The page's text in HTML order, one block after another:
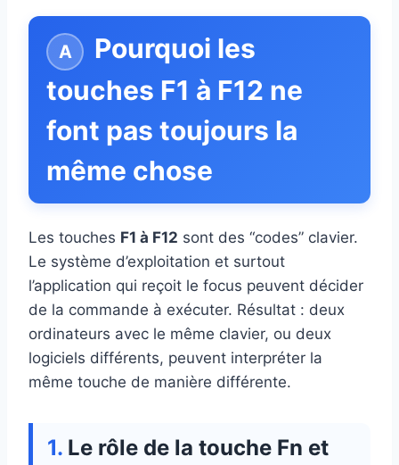
Pourquoi les
touches F1 à F12 ne
font pas toujours la
même chose
Les touches F1 à F12 sont des “codes” clavier.
Le système d’exploitation et surtout
l’application qui reçoit le focus peuvent décider
de la commande à exécuter. Résultat : deux
ordinateurs avec le même clavier, ou deux
logiciels différents, peuvent interpréter la
même touche de manière différente.
Le rôle de la touche Fn et